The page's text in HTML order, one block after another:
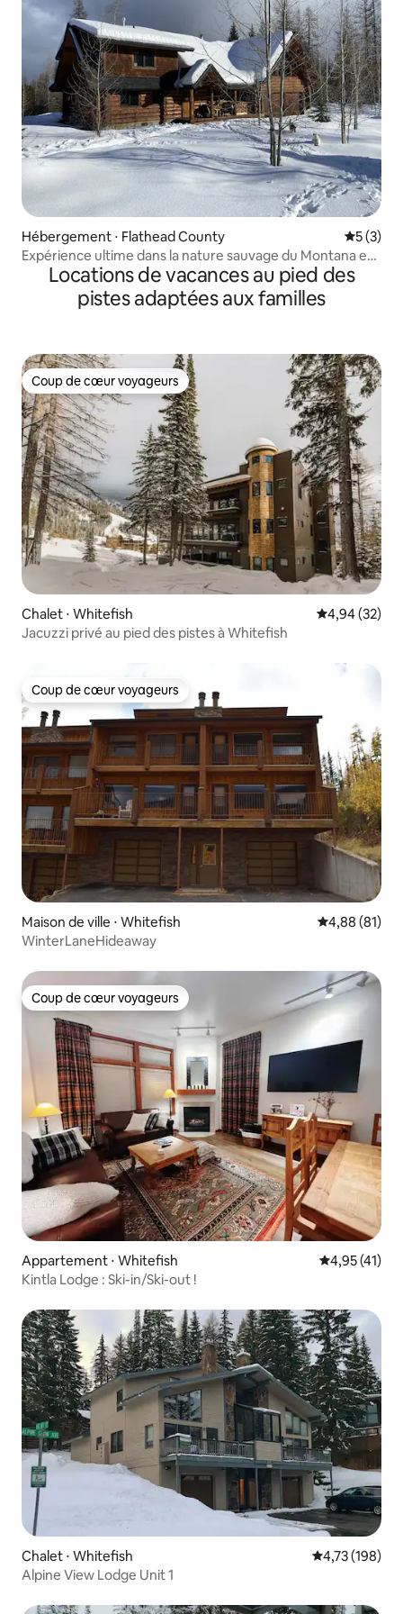
Hébergement ⋅ Flathead County
5 (3)
Expérience ultime dans la nature sauvage du Montana et
confortLocations de vacances au pied des
pistes adaptées aux familles
Coup de cœur voyageurs
Coup de cœur voyageurs
Chalet ⋅ Whitefish Évaluation
4,94 (32)
Jacuzzi privé au pied des pistes à Whitefish
Coup de cœur voyageurs
Coup de cœur voyageurs
Maison de ville ⋅ Whitefish Évaluation
4,88 (81)
WinterLaneHideaway
Coup de cœur voyageurs
Coup de cœur voyageurs
Appartement ⋅ Whitefish Évaluation
4,95 (41)
Kintla Lodge : Ski-in/Ski-out !
Chalet ⋅ Whitefish Évaluation
4,73 (198)
Alpine View Lodge Unit 1